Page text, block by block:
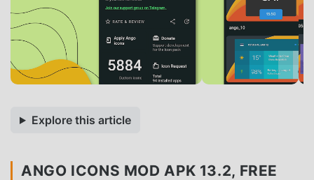
Explore this article
ANGO ICONS MOD APK 13.2, FREE